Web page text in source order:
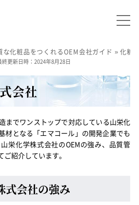
化粧品をつくれるOEM会社ガイド »化粧
終更新日時：2024年8月28日
会社
までワンストップで対応している山栄化
材となる「エマコール」の開発企業でも
栄化学株式会社のOEMの強み、品質管
紹介しています。
式会社の強み